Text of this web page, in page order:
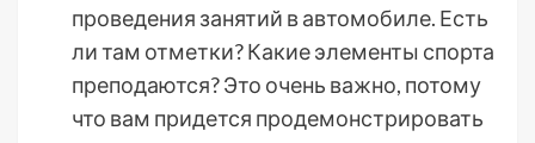
проведения занятий в автомобиле. Есть
ли там отметки? Какие элементы спорта
преподаются? Это очень важно, потому
что вам придется продемонстрировать